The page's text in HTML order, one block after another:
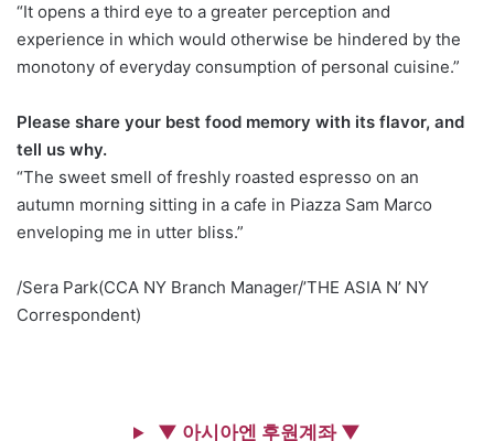
“It opens a third eye to a greater perception and
experience in which would otherwise be hindered by the
monotony of everyday consumption of personal cuisine.”
Please share your best food memory with its flavor, and
tell us why.
“The sweet smell of freshly roasted espresso on an
autumn morning sitting in a cafe in Piazza Sam Marco
enveloping me in utter bliss.”
/Sera Park(CCA NY Branch Manager/’THE ASIA N’ NY
Correspondent)
▼ 아시아엔 후원계좌 ▼